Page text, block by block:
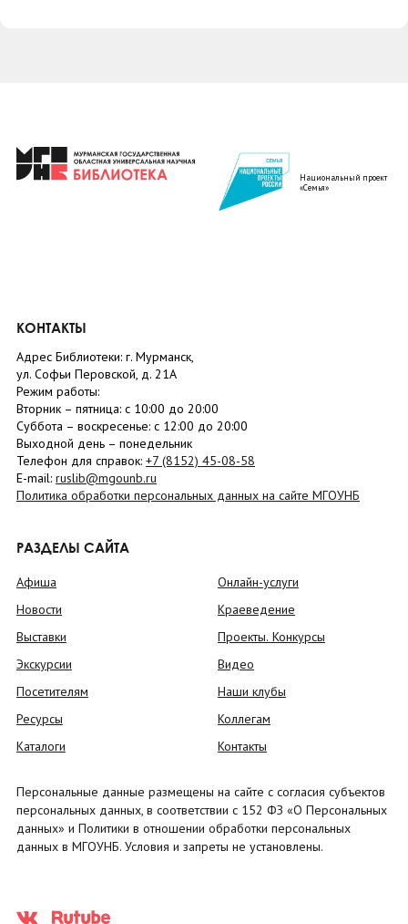
Национальный проект
«Семья»
КОНТАКТЫ
Адрес Библиотеки: г. Мурманск,
ул. Софьи Перовской, д. 21А
Режим работы:
Вторник – пятница: с 10:00 до 20:00
Суббота – воскресенье: c 12:00 до 20:00
Выходной день – понедельник
Телефон для справок: +7 (8152) 45-08-58
E-mail: ruslib@mgounb.ru
Политика обработки персональных данных на сайте МГОУНБ
РАЗДЕЛЫ САЙТА
Афиша
Новости
Выставки
Экскурсии
Посетителям
Ресурсы
Каталоги
Онлайн-услуги
Краеведение
Проекты. Конкурсы
Видео
Наши клубы
Коллегам
Контакты
Персональные данные размещены на сайте с согласия субъектов
персональных данных, в соответствии с 152 ФЗ «О Персональных
данных» и Политики в отношении обработки персональных
данных в МГОУНБ. Условия и запреты не установлены.